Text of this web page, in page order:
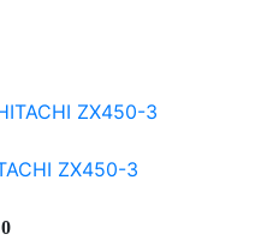
ZX450-3
0